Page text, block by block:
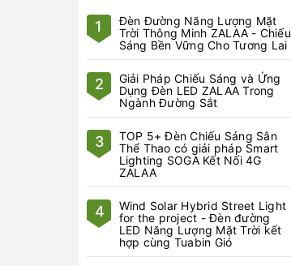
1
Đèn Đường Năng Lượng Mặt
Trời Thông Minh ZALAA - Chiếu
Sáng Bền Vững Cho Tương Lai
2
Giải Pháp Chiếu Sáng và Ứng
Dụng Đèn LED ZALAA Trong
Ngành Đường Sắt
3
TOP 5+ Đèn Chiếu Sáng Sân
Thể Thao có giải pháp Smart
Lighting SOGA Kết Nối 4G
ZALAA
4
Wind Solar Hybrid Street Light
for the project - Đèn đường
LED Năng Lượng Mặt Trời kết
hợp cùng Tuabin Gió